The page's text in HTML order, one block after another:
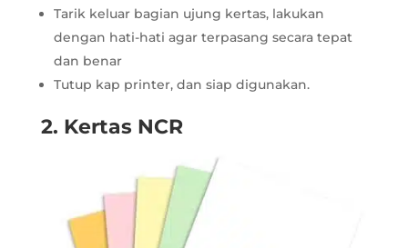
Tarik keluar bagian ujung kertas, lakukan
dengan hati-hati agar terpasang secara tepat
dan benar
Tutup kap printer, dan siap digunakan.
2. Kertas NCR